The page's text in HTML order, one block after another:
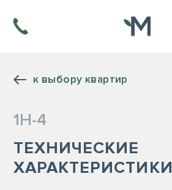
к выбору квартир
1Н-4
ТЕХНИЧЕСКИЕ
ХАРАКТЕРИСТИКИ